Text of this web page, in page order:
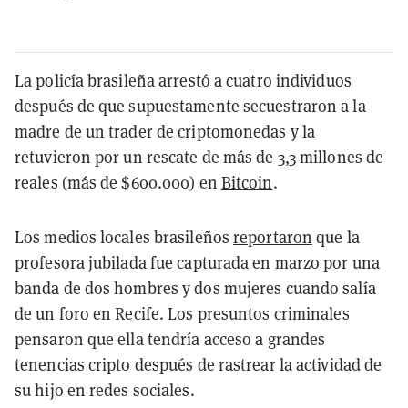
La policía brasileña arrestó a cuatro individuos
después de que supuestamente secuestraron a la
madre de un trader de criptomonedas y la
retuvieron por un rescate de más de 3,3 millones de
reales (más de $600.000) en Bitcoin.
Los medios locales brasileñosreportaron que la
profesora jubilada fue capturada en marzo por una
banda de dos hombres y dos mujeres cuando salía
de un foro en Recife. Los presuntos criminales
pensaron que ella tendría acceso a grandes
tenencias cripto después de rastrear la actividad de
su hijo en redes sociales.